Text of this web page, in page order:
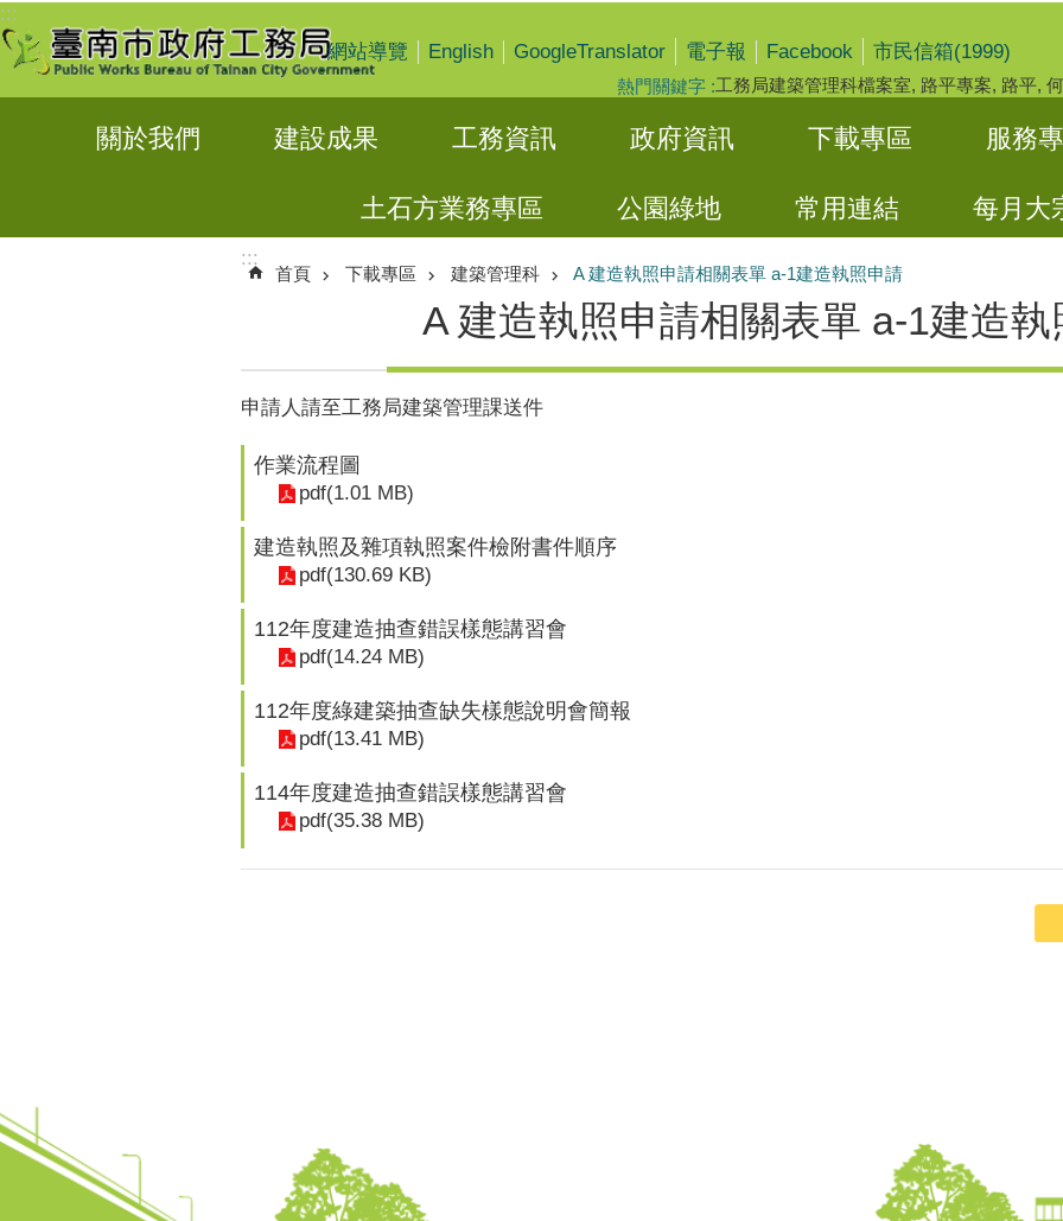
跳到主要內容區塊
:::
網站導覽
English GoogleTranslator 電子報 Facebook 市民信箱(1999)
熱門關鍵字 工務局建築管理科檔案室 路平專案 路平
關於我們 建設成果 工務資訊 政府資訊 下載專區 服務
土石方業務專區 公園綠地 常用連結 每月大
:::
首頁 下載專區 建築管理科 A 建造執照申請相關表單 a-1建造執照申請
A 建造執照申請相關表單 a-1建造執
申請人請至工務局建築管理課送件
作業流程圖
pdf(1.01 MB)
建造執照及雜項執照案件檢附書件順序
pdf(130.69 KB)
112年度建造抽查錯誤樣態講習會
pdf(14.24 MB)
112年度綠建築抽查缺失樣態說明會簡報
pdf(13.41 MB)
114年度建造抽查錯誤樣態講習會
pdf(35.38 MB)